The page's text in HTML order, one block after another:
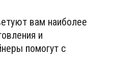
вам наиболее
и
помогут с